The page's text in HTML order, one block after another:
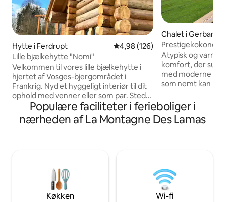
Hytte i Ferdrupt 4,98 ud af 5 i gennemsnitlig
4,98 (126)
Lille bjælkehytte "Nomi"
Velkommen til vores lille bjælkehytte i
hjertet af Vosges-bjergområdet i
Frankrig. Nyd et hyggeligt interiør til dit
ophold med venner eller som par. Stedet
er udstyret med et køkken, hvor du kan
tilberede en simpel ret, et badeværelse,
toiletter og to soveværelser på første
forslag på flydende engelsk, fransk eller
Chalet i
komfortabel
Atypisk og varm
komfort, der
med moderne
som nemt kan
og dets vigtige
minutter fra
mange aktiviteter
hyggelige fuldt
Populære faciliteter i ferieboliger i
nærheden af La Montagne Des Lamas
Køkken Wi-fi